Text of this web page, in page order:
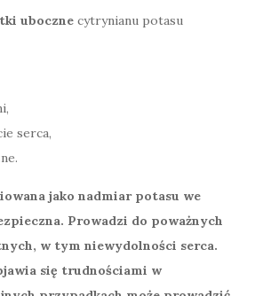
uboczne cytrynianu potasu
serca,
jako nadmiar potasu we
Prowadzi do poważnych
w tym niewydolności serca.
się trudnościami w